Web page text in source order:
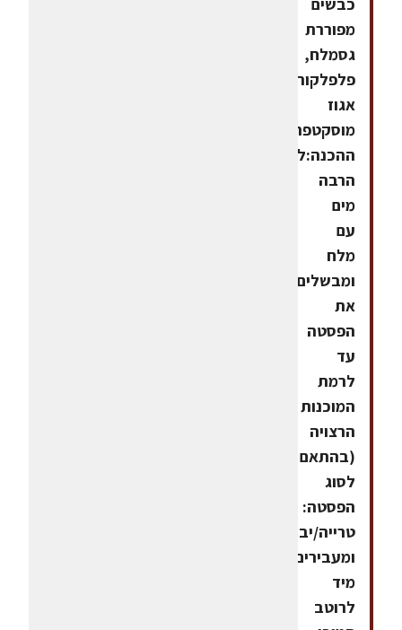
מפוררת
גסמלח,
פלפלקורט
אגוז
מוסקטפרמזןאופן
ההכנה:לפסטה:מרתיחים
הרבה
מים
עם
מלח
ומבשלים
את
הפסטה
עד
לרמת
המוכנות
הרצויה
(בהתאם
לסוג
הפסטה:
טרייה/יבשה).מסננים
ומעבירים
מיד
לרוטב